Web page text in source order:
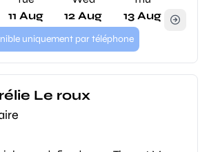
11 Aug
12 Aug
13 Aug
uniquement par téléphone
Le roux